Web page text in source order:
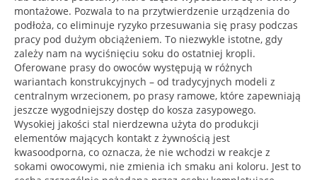
montażowe. Pozwala to na przytwierdzenie urządzenia do
podłoża, co eliminuje ryzyko przesuwania się prasy podczas
pracy pod dużym obciążeniem. To niezwykle istotne, gdy
zależy nam na wyciśnięciu soku do ostatniej kropli.
Oferowane prasy do owoców występują w różnych
wariantach konstrukcyjnych – od tradycyjnych modeli z
centralnym wrzecionem, po prasy ramowe, które zapewniają
jeszcze wygodniejszy dostęp do kosza zasypowego.
Wysokiej jakości stal nierdzewna użyta do produkcji
elementów mających kontakt z żywnością jest
kwasoodporna, co oznacza, że nie wchodzi w reakcje z
sokami owocowymi, nie zmienia ich smaku ani koloru. Jest to